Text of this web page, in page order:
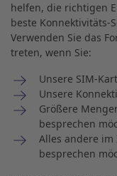
helfen, die richtigen
beste Konnektivitäts-
Verwenden Sie das
treten, wenn Sie:
Unsere SIM-
Unsere
Größere
besprechen
Alles andere
besprechen